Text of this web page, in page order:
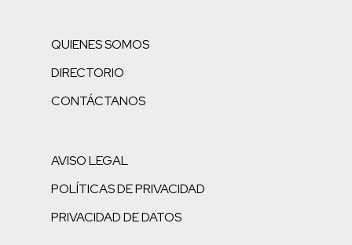
QUIENES SOMOS
DIRECTORIO
CONTÁCTANOS
AVISO LEGAL
POLÍTICAS DE PRIVACIDAD
PRIVACIDAD DE DATOS